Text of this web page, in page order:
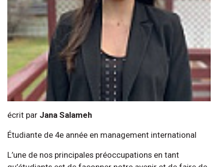
écrit par Jana Salameh
Étudiante de 4e année en management international
L’une de nos principales préoccupations en tant